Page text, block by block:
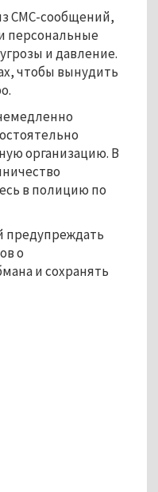
СМС-сообщений,
персональные
и давление.
чтобы вынудить
организацию. В
в полицию по
предупреждать
о
и сохранять